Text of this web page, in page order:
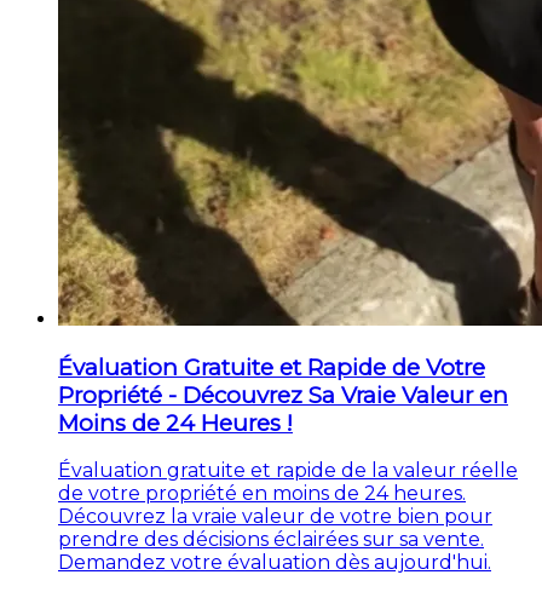
Évaluation Gratuite et Rapide de Votre
Propriété - Découvrez Sa Vraie Valeur en
Moins de 24 Heures !
Évaluation gratuite et rapide de la valeur réelle
de votre propriété en moins de 24 heures.
Découvrez la vraie valeur de votre bien pour
prendre des décisions éclairées sur sa vente.
Demandez votre évaluation dès aujourd'hui.